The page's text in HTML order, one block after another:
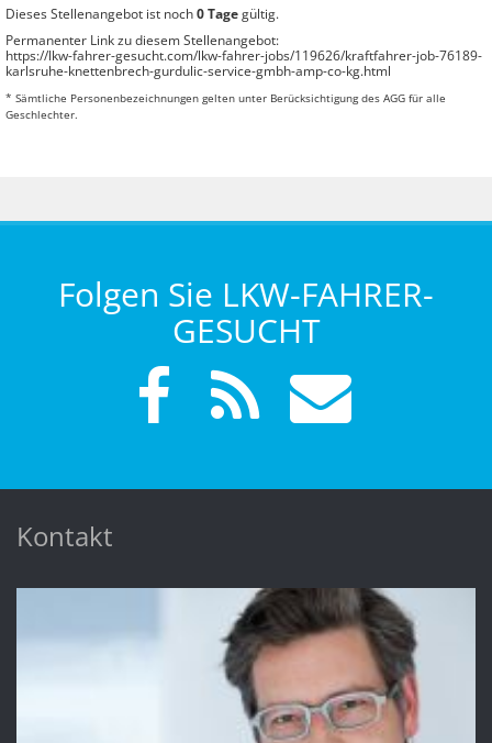
Dieses Stellenangebot ist noch0 Tagegültig.
Permanenter Link zu diesem Stellenangebot:
https://lkw-fahrer-gesucht.com/lkw-fahrer-jobs/119626/kraftfahrer-job-76189-
karlsruhe-knettenbrech-gurdulic-service-gmbh-amp-co-kg.html
* Sämtliche Personenbezeichnungen gelten unter Berücksichtigung des AGG für alle
Geschlechter.
Folgen Sie LKW-FAHRER-
GESUCHT
Kontakt